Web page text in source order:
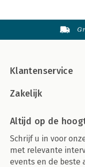
Klantenservice
Zakelijk
Altijd op de
Schrijf u in voor
met relevante
events en de beste